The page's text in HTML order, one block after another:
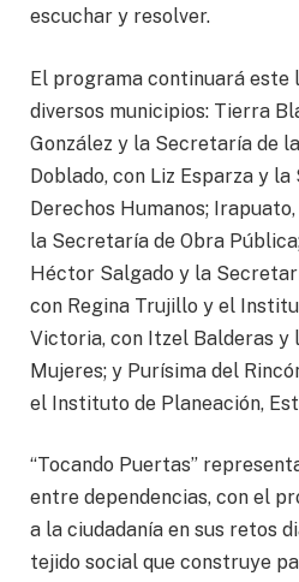
escuchar y resolver.
El programa continuará este
diversos municipios: Tierra
González y la Secretaría de
Doblado, con Liz Esparza y
Derechos Humanos;
la Secretaría de Obra
Héctor Salgado y la
con Regina Trujillo y el
Victoria, con Itzel Balderas y
Mujeres; y Purísima del
el Instituto de Planeación,
“Tocando Puertas”
entre dependencias, con el
a la ciudadanía en sus retos
tejido social que construye